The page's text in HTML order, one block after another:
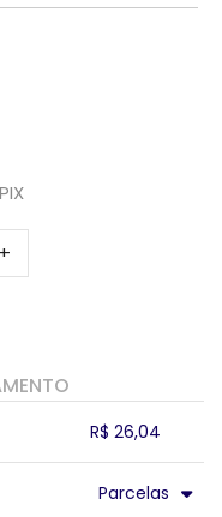
+
R$ 26,04
Parcelas